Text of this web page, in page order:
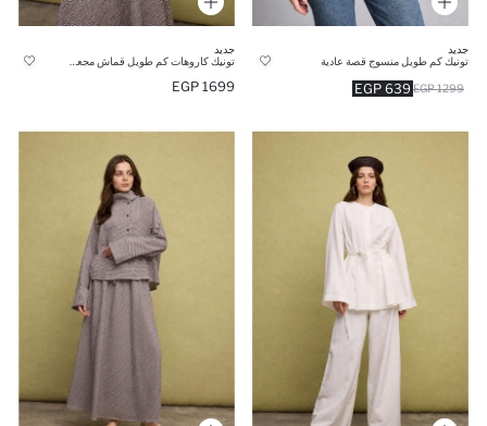
جديد
تونيك كم طويل منسوج قصة عادية
639 EGP 1299 EGP
جديد
1699 EGP